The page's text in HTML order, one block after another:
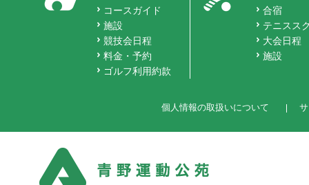
コースガイド
施設
競技会日程
料金・予約
ゴルフ利用約款
合宿
テニスス
大会日程
施設
個人情報の取扱いについて